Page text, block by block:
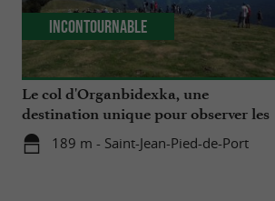
Le col d'Organbidexka, une
destination unique pour observer les
oiseaux au Pays Basque
189 m - Saint-Jean-Pied-de-Port
Incontournable